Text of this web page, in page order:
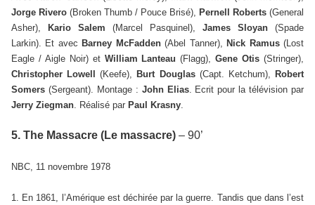
Jorge Rivero (Broken Thumb / Pouce Brisé), Pernell Roberts (General
Asher), Kario Salem (Marcel Pasquinel), James Sloyan (Spade
Larkin). Et avecBarney McFadden(Abel Tanner),Nick Ramus(Lost
Eagle / Aigle Noir) et William Lanteau(Flagg),Gene Otis(Stringer),
Christopher Lowell(Keefe),Burt Douglas (Capt. Ketchum),Robert
Somers (Sergeant). Montage : John Elias. Ecrit pour la télévision par
Jerry Ziegman . Réalisé par Paul Krasny
5. The Massacre (Le massacre) – 90’
NBC, 11 novembre 1978
1. En 1861, l’Amérique est déchirée par la guerre. Tandis que dans l’est